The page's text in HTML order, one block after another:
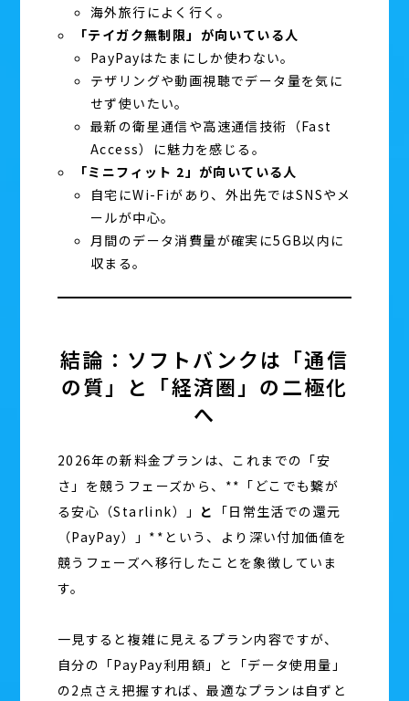
海外旅行によく行く。
「テイガク無制限」が向いている人
PayPayはたまにしか使わない。
テザリングや動画視聴でデータ量を気に
せず使いたい。
最新の衛星通信や高速通信技術（Fast
Access）に魅力を感じる。
「ミニフィット 2」が向いている人
自宅にWi-Fiがあり、外出先ではSNSやメ
ールが中心。
月間のデータ消費量が確実に5GB以内に
収まる。
結論：ソフトバンクは「通信
の質」と「経済圏」の二極化
へ
2026年の新料金プランは、これまでの「安
さ」を競うフェーズから、**「どこでも繋が
る安心（Starlink）」 と
「日常生活での還元
（PayPay）」**という、より深い付加価値を
競うフェーズへ移行したことを象徴していま
す。
一見すると複雑に見えるプラン内容ですが、
自分の「PayPay利用額」と「データ使用量」
の2点さえ把握すれば、最適なプランは自ずと